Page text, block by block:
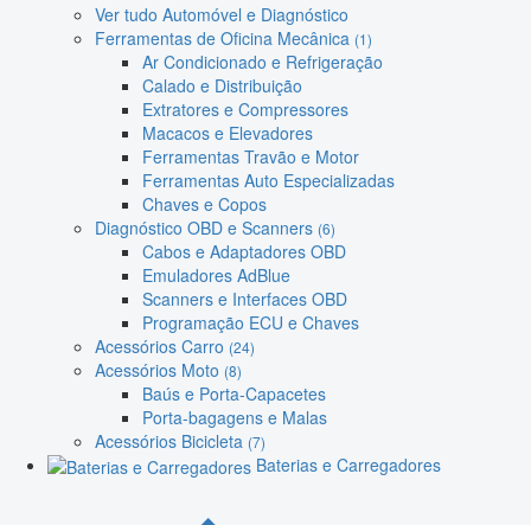
Ver tudo Automóvel e Diagnóstico
Ferramentas de Oficina Mecânica (1)
Ar Condicionado e Refrigeração
Calado e Distribuição
Extratores e Compressores
Macacos e Elevadores
Ferramentas Travão e Motor
Ferramentas Auto Especializadas
Chaves e Copos
Diagnóstico OBD e Scanners (6)
Cabos e Adaptadores OBD
Emuladores AdBlue
Scanners e Interfaces OBD
Programação ECU e Chaves
Acessórios Carro (24)
Acessórios Moto (8)
Baús e Porta-Capacetes
Porta-bagagens e Malas
Acessórios Bicicleta (7)
Baterias e Carregadores